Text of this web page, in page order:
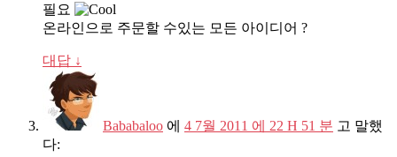
필요
온라인으로 주문할 수있는 모든 아이디어 ?
대답 ↓
Bababaloo 에 4 7월 2011 에 22 H 51 분 고 말했
다: